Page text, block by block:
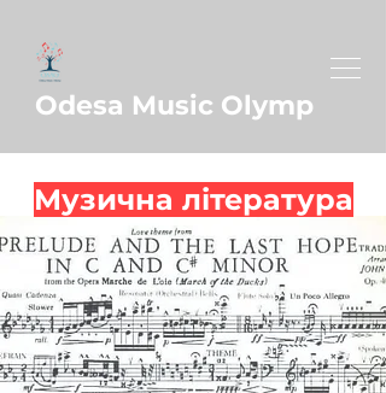
Odesa Music Olymp
Музична література